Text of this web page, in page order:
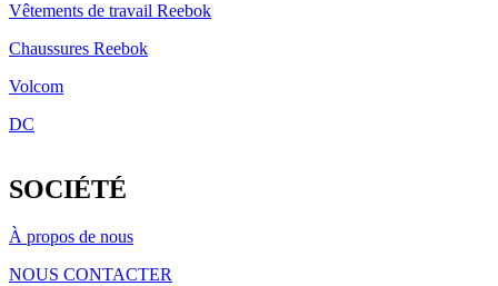
Vêtements de travail Reebok
Chaussures Reebok
Volcom
DC
SOCIÉTÉ
À propos de nous
NOUS CONTACTER